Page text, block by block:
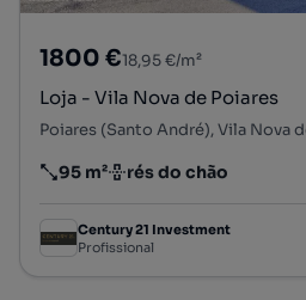
1800 €18,95 €/m²
Loja - Vila Nova de Poiares
Poiares (Santo André), Vila Nova
Preço por metro quadrado
95 m²
Andar rés do chão
Century 21 Investment
Profissional